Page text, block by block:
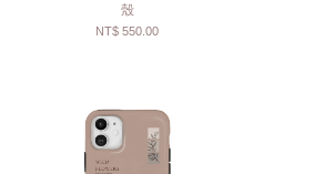
殼
NT$ 550.00